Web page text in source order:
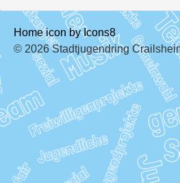
Home icon by Icons8
© 2026 Stadtjugendring